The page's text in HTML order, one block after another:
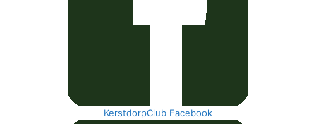
KerstdorpClub Facebook